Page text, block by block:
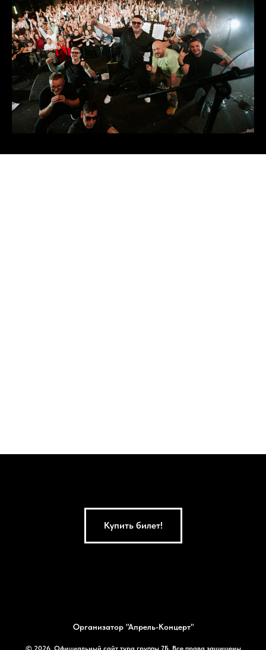
Купить билет!
Организатор "Апрель-Концерт"
© 2026. Официальный сайт тура группы 7Б. Все права защищены